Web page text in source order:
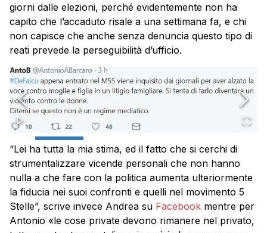
giorni dalle elezioni, perché evidentemente non ha
capito che l’accaduto risale a una settimana fa, e chi
non capisce che anche senza denuncia questo tipo di
reati prevede la perseguibilità d’ufficio.
“Lei ha tutta la mia stima, ed il fatto che si cerchi di
strumentalizzare vicende personali che non hanno
nulla a che fare con la politica aumenta ulteriormente
la fiducia nei suoi confronti e quelli nel movimento 5
Stelle”, scrive invece Andrea su Facebook mentre per
Antonio «le cose private devono rimanere nel privato,